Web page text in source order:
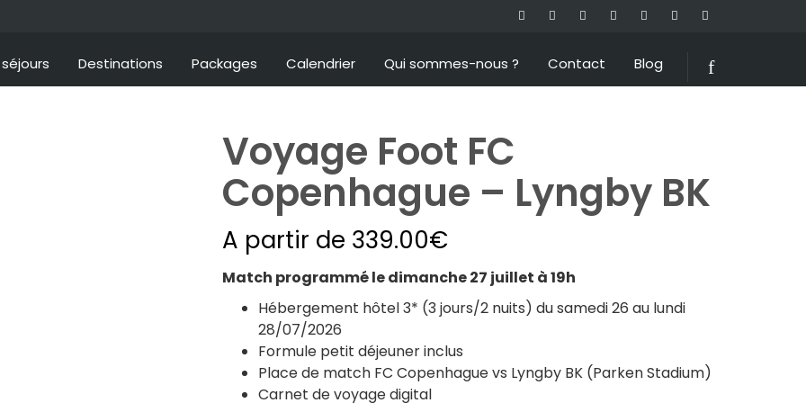
Destinations Packages Calendrier Qui sommes-nous ? Contact Blog
Voyage Foot FC
Copenhague – Lyngby BK
A partir de 339.00€
Match programmé le dimanche 27 juillet à 19h
Hébergement hôtel 3* (3 jours/2 nuits) du samedi 26 au lundi
28/07/2026
Formule petit déjeuner inclus
Place de match FC Copenhague vs Lyngby BK (Parken Stadium)
Carnet de voyage digital